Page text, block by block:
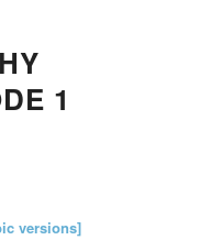
1
versions]